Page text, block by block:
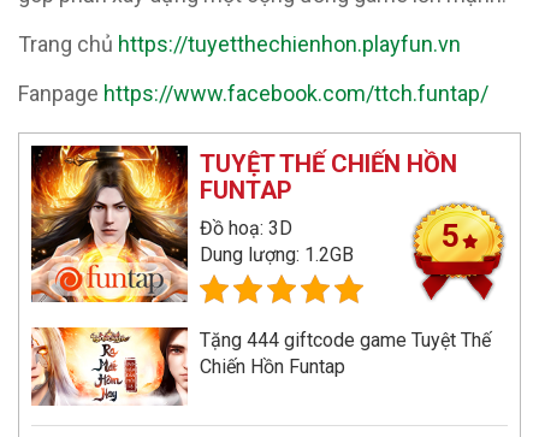
Trang chủ https://tuyetthechienhon.playfun.vn
Fanpage https://www.facebook.com/ttch.funtap/
TUYỆT THẾ CHIẾN HỒN
FUNTAP
Đồ hoạ: 3D
Dung lượng: 1.2GB
5
Tặng 444 giftcode game Tuyệt Thế
Chiến Hồn Funtap